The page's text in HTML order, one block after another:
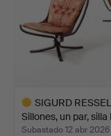
SIGURD
Sillones, un par, silla
Subastado 12 abr 2026